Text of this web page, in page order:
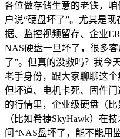
各位做存储生意的老铁，
户说“硬盘坏了”。尤其是
据、监控视频留存、企业
NAS硬盘一旦坏了，很多
了”。但真的没救吗？我今
老手身份，跟大家聊聊这个
但坏道、电机卡死、固件门
的行情里，企业级硬盘（比
（比如希捷SkyHawk）在
问“NAS盘坏了，能不能用